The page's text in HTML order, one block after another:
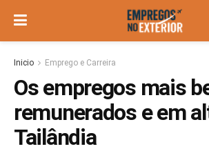
Inicio Emprego e Carreira
Os empregos mais
remunerados e em
Tailândia